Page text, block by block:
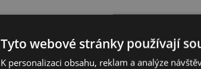
Tyto webové stránky používají
K personalizaci obsahu, reklam a analýze